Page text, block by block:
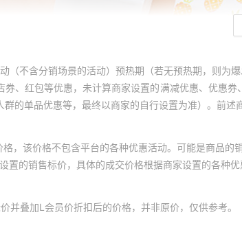
（不含分销场景的活动）预热期（若无预热期，则
、红包等优惠，未计算商家设置的满减优惠、优惠
的单品优惠等，最终以商家的自行设置为准）。前
，该价格不包含平台的各种优惠活动。可能是商品的
置的销售标价，具体的成交价格根据商家设置的各种优
叠加L会员价折扣后的价格，并非原价，仅供参考。